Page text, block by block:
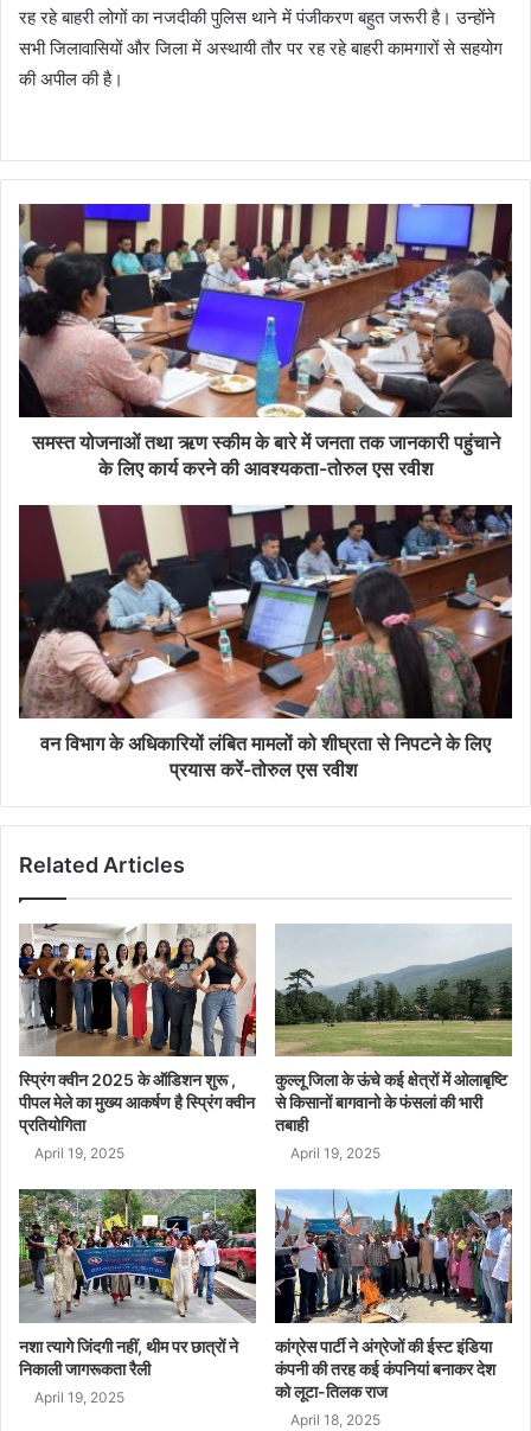
रह रहे बाहरी लोगों का नजदीकी पुलिस थाने में पंजीकरण बहुत जरूरी है। उन्होंने
सभी जिलावासियों और जिला में अस्थायी तौर पर रह रहे बाहरी कामगारों से सहयोग
की अपील की है।
समस्त योजनाओं तथा ऋण स्कीम के बारे में जनता तक जानकारी पहुंचाने
के लिए कार्य करने की आवश्यकता-तोरुल एस रवीश
वन विभाग के अधिकारियों लंबित मामलों को शीघ्रता से निपटने के लिए
प्रयास करें-तोरुल एस रवीश
Related Articles
स्प्रिंग क्वीन 2025 के ऑडिशन शुरू ,
पीपल मेले का मुख्य आकर्षण है स्प्रिंग क्वीन
प्रतियोगिता
April 19, 2025
कुल्लू जिला के ऊंचे कई क्षेत्रों में ओलाबृष्टि
से किसानों बागवानो के फंसलां की भारी
तबाही
April 19, 2025
नशा त्यागे जिंदगी नहीं, थीम पर छात्रों ने
निकाली जागरूकता रैली
April 19, 2025
कांग्रेस पार्टी ने अंग्रेजों की ईस्ट इंडिया
कंपनी की तरह कई कंपनियां बनाकर देश
को लूटा-तिलक राज
April 18, 2025